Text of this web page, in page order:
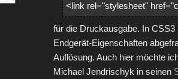
<link rel="stylesheet"
für die Druckausgabe. In
Endgerät-Eigenschaften
Auflösung. Auch hier möchte
Michael Jendrischyk in seinen